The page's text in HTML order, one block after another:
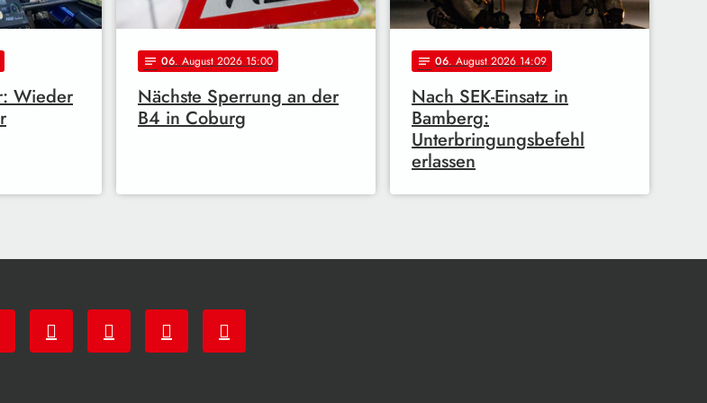
Wieder
notes 06. August 2026 15:00
Nächste Sperrung an der
B4 in Coburg
notes 06. August 2026 14:09
Nach SEK-Einsatz in
Bamberg:
Unterbringungsbefehl
erlassen